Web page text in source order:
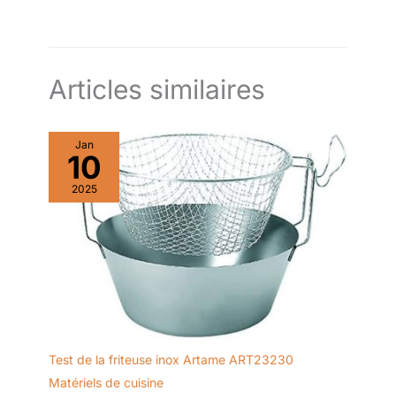
Articles similaires
Jan
10
2025
Test de la friteuse inox Artame ART23230
Matériels de cuisine